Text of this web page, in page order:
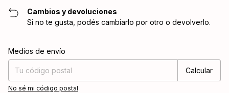
Cambios y devoluciones
Si no te gusta, podés cambiarlo por otro o devolverlo.
Entregas para el CP:
Medios de envío
Calcular
No sé mi código postal